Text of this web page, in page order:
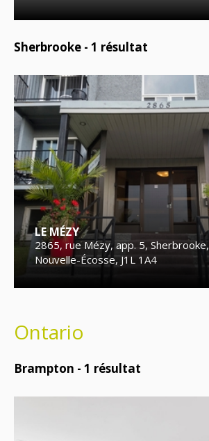
Sherbrooke - 1 résultat
LE MÉZY
2865, rue Mézy, app. 5, Sherbrooke,
Nouvelle-Écosse, J1L 1A4
Ontario
Brampton - 1 résultat